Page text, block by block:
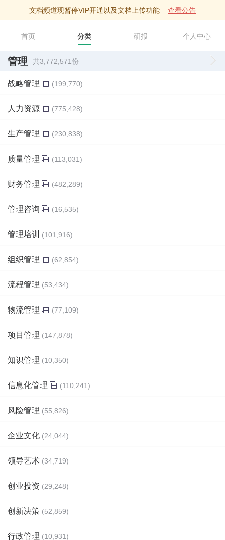
文档频道现暂停VIP开通以及文档上传功能 查看公告
智库文档
首页 分类 研报 个人中心
管理 共3,772,571份
战略管理 (199,770)
人力资源 (775,428)
生产管理 (230,838)
质量管理 (113,031)
财务管理 (482,289)
管理咨询 (16,535)
管理培训 (101,916)
组织管理 (62,854)
流程管理 (53,434)
物流管理 (77,109)
项目管理 (147,878)
知识管理 (10,350)
信息化管理 (110,241)
风险管理 (55,826)
企业文化 (24,044)
领导艺术 (34,719)
创业投资 (29,248)
创新决策 (52,859)
行政管理 (10,931)